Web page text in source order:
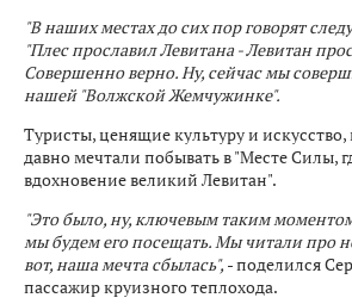
"В наших местах до сих пор говорят
"Плес прославил Левитана - Левитан
Совершенно верно. Ну, сейчас мы
нашей "Волжской Жемчужинке".
Туристы, ценящие культуру и искусство,
давно мечтали побывать в "Месте Силы,
вдохновение великий Левитан".
"Это было, ну, ключевым таким
мы будем его посещать. Мы читали про
вот, наша мечта сбылась", - поделился
пассажир круизного теплохода.